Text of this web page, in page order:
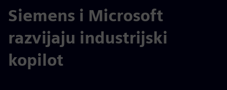
Siemens i Microsoft
razvijaju industrijski
kopilot